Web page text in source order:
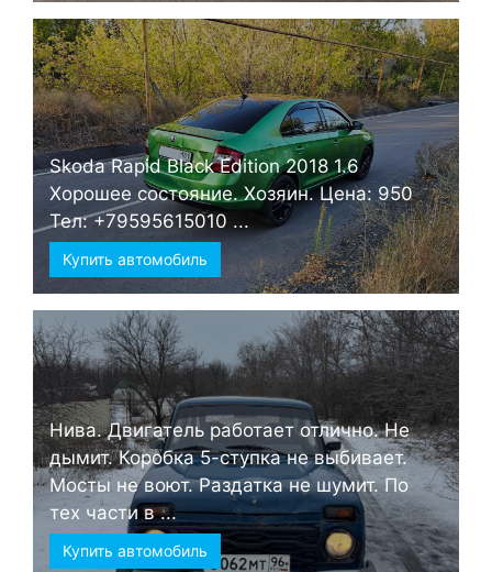
Skoda Rapid Black Edition 2018 1.6
Хорошее состояние. Хозяин. Цена: 950
Тел: +79595615010 ...
Купить автомобиль
Нива. Двигатель работает отлично. Не
дымит. Коробка 5-ступка не выбивает.
Мосты не воют. Раздатка не шумит. По
тех части в ...
Купить автомобиль